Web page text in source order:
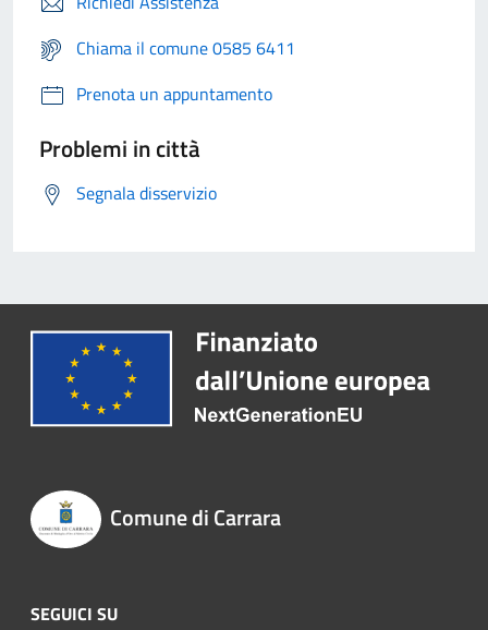
Chiama il comune 0585 6411
Prenota un appuntamento
Problemi in città
Segnala disservizio
Comune di Carrara
SEGUICI SU